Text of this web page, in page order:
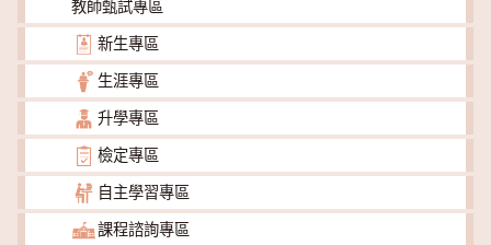
教師甄試專區
新生專區
生涯專區
升學專區
檢定專區
自主學習專區
課程諮詢專區